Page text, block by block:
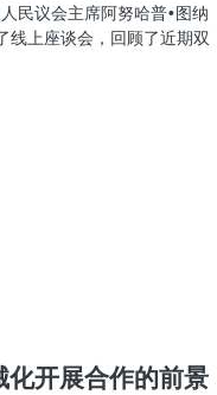
民议会主席阿努哈普•图纳
线上座谈会，回顾了近期双
开展合作的前景